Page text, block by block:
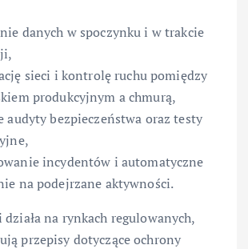
danych w spoczynku i w trakcie
sieci i kontrolę ruchu pomiędzy
produkcyjnym a chmurą,
audyty bezpieczeństwa oraz testy
incydentów i automatyczne
na podejrzane aktywności.
na rynkach regulowanych,
przepisy dotyczące ochrony